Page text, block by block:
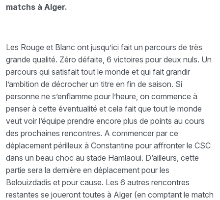
matchs à Alger.
Les Rouge et Blanc ont jusqu’ici fait un parcours de très
grande qualité. Zéro défaite, 6 victoires pour deux nuls. Un
parcours qui satisfait tout le monde et qui fait grandir
l’ambition de décrocher un titre en fin de saison. Si
personne ne s’enflamme pour l’heure, on commence à
penser à cette éventualité et cela fait que tout le monde
veut voir l’équipe prendre encore plus de points au cours
des prochaines rencontres. A commencer par ce
déplacement périlleux à Constantine pour affronter le CSC
dans un beau choc au stade Hamlaoui. D’ailleurs, cette
partie sera la dernière en déplacement pour les
Belouizdadis et pour cause. Les 6 autres rencontres
restantes se joueront toutes à Alger (en comptant le match